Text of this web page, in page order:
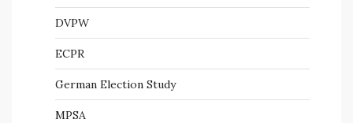
DVPW
ECPR
German Election Study
MPSA